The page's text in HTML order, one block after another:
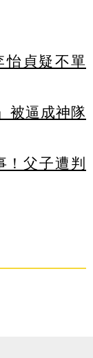
貞疑不單
被逼成神隊
父子遭判